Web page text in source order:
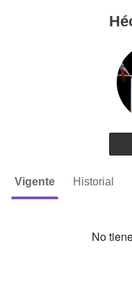
Vigente Historial
No